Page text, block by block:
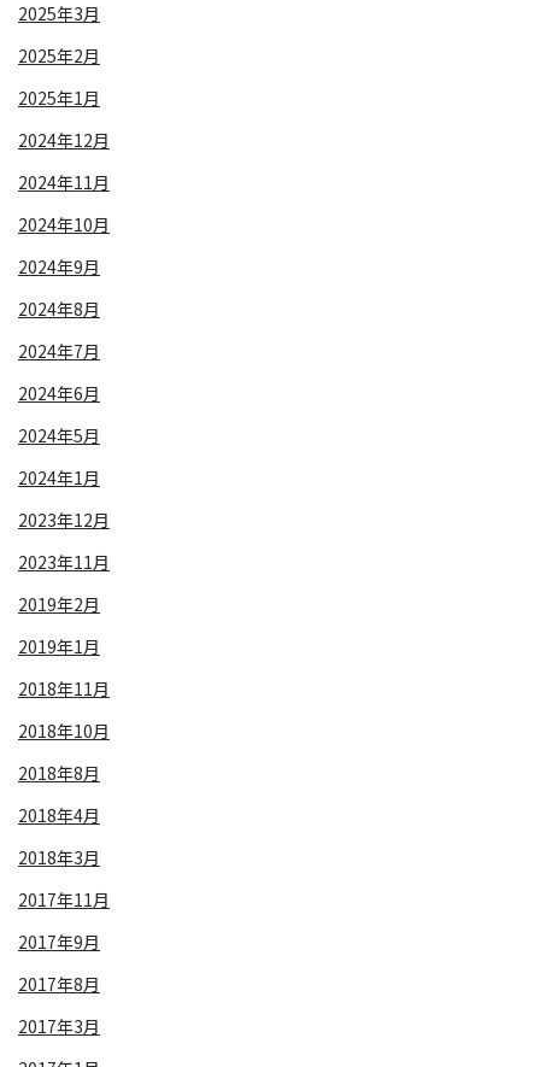
2025年3月
2025年2月
2025年1月
2024年12月
2024年11月
2024年10月
2024年9月
2024年8月
2024年7月
2024年6月
2024年5月
2024年1月
2023年12月
2023年11月
2019年2月
2019年1月
2018年11月
2018年10月
2018年8月
2018年4月
2018年3月
2017年11月
2017年9月
2017年8月
2017年3月